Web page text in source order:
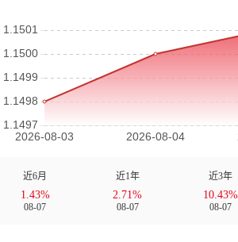
近6月
1.43%
08-07
近1年
2.71%
08-07
近3年
10.43%
08-07